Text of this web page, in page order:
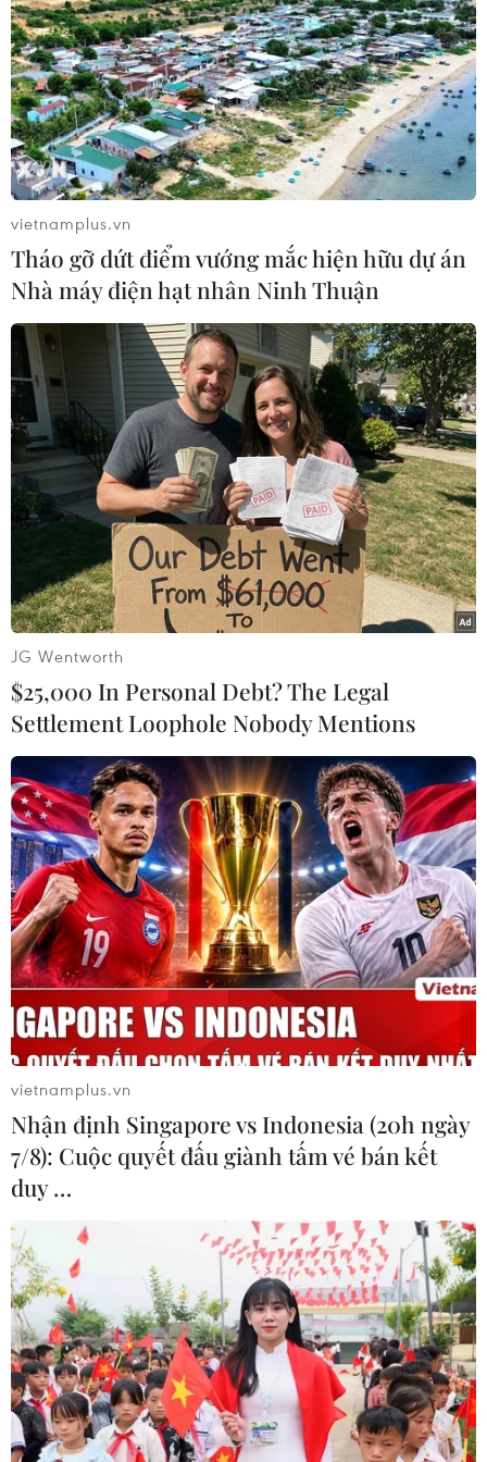
Mưa giông diện rộng trên địa bàn Hà Nội giúp giải tỏa bầu
không khí oi nóng nhiều ngày qua. (Ảnh: Minh Quyết/TTXVN)
Mưa giông diện rộng trên địa bàn Hà Nội giúp giải tỏa bầu
không khí oi nóng nhiều ngày qua. (Ảnh: Minh Quyết/TTXVN)
(TTXVN/Vietnam+)
#Mưa rào #Nắng nóng #Hà Nội TP. Hà Nội
Theo dõi VietnamPlus
TIN LIÊN QUAN
vietnamplus.vn
Tháo gỡ dứt điểm vướng mắc hiện hữu dự án
Nhà máy điện hạt nhân Ninh Thuận
JG Wentworth
$25,000 In Personal Debt? The Legal
Settlement Loophole Nobody Mentions
vietnamplus.vn
Nhận định Singapore vs Indonesia (20h ngày
7/8): Cuộc quyết đấu giành tấm vé bán kết
duy …